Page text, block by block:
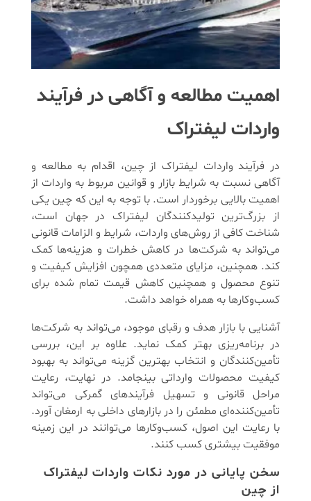
اهمیت مطالعه و آگاهی در فرآیند
واردات لیفتراک
در فرآیند واردات لیفتراک از چین، اقدام به مطالعه و
آگاهی نسبت به شرایط بازار و قوانین مربوط به واردات از
اهمیت بالایی برخوردار است. با توجه به این که چین یکی
از بزرگ‌ترین تولیدکنندگان لیفتراک در جهان است،
شناخت کافی از روش‌های واردات، شرایط و الزامات قانونی
می‌تواند به شرکت‌ها در کاهش خطرات و هزینه‌ها کمک
کند. همچنین، مزایای متعددی همچون افزایش کیفیت و
تنوع محصول و همچنین کاهش قیمت تمام شده برای
کسب‌وکارها به همراه خواهد داشت.
آشنایی با بازار هدف و رقبای موجود، می‌تواند به شرکت‌ها
در برنامه‌ریزی بهتر کمک نماید. علاوه بر این، بررسی
تأمین‌کنندگان و انتخاب بهترین گزینه می‌تواند به بهبود
کیفیت محصولات وارداتی بینجامد. در نهایت، رعایت
مراحل قانونی و تسهیل فرآیندهای گمرکی می‌تواند
تأمین‌کننده‌ای مطمئن را در بازارهای داخلی به ارمغان آورد.
با رعایت این اصول، کسب‌وکارها می‌توانند در این زمینه
موفقیت بیشتری کسب کنند.
سخن پایانی در مورد نکات واردات لیفتراک
از چین